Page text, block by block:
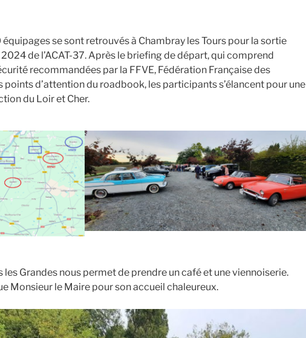
se sont retrouvés à Chambray les Tours pour la sortie
de l’ACAT-37. Après le briefing de départ, qui comprend
recommandées par la FFVE, Fédération Française des
points d’attention du roadbook, les participants s’élancent pour une
du Loir et Cher.
les Grandes nous permet de prendre un café et une viennoiserie.
Monsieur le Maire pour son accueil chaleureux.